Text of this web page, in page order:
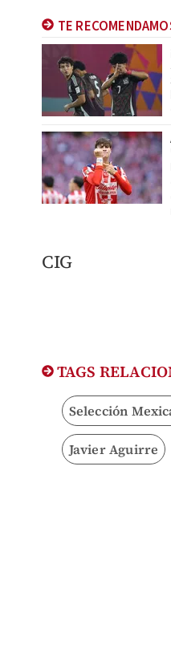
TE
​CIG
TAGS
Selección
Javier Aguirre